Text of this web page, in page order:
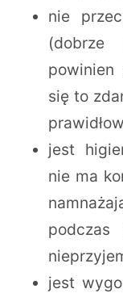
nie
(dobrze
powinien
się to
jest
nie ma
podczas
jest